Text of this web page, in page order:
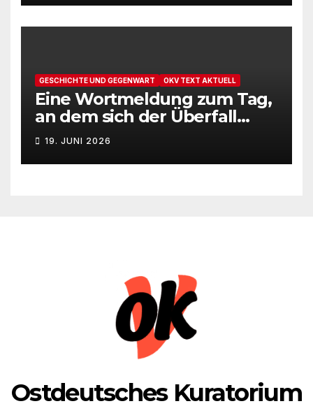
GESCHICHTE UND GEGENWART OKV TEXT AKTUELL
Eine Wortmeldung zum Tag,
an dem sich der Überfall
Deutschlands auf die UdSSR
1941 zum 85. Male jährt
19. JUNI 2026
Ostdeutsches Kuratorium